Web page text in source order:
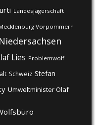
Landesjägerschaft
Vorpommern
Niedersachsen
Lies Problemwolf
Schweiz Stefan
Umweltminister Olaf